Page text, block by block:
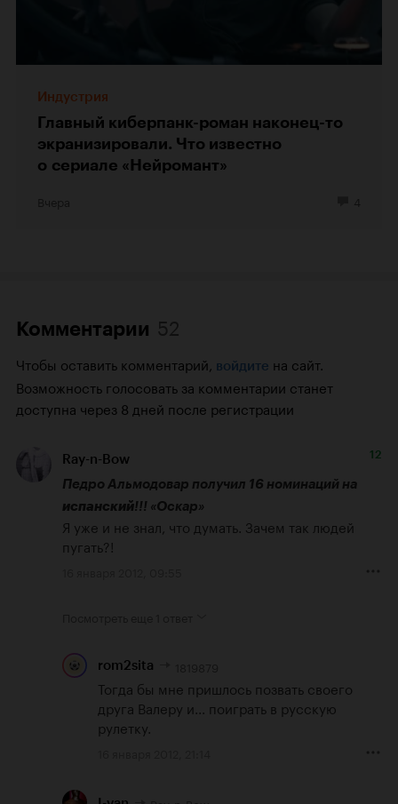
Индустрия
Главный киберпанк-роман наконец-то
экранизировали. Что известно
о сериале «Нейромант»
Комментарии
Чтобы оставить комментарий, войдите на сайт.
Возможность голосовать за комментарии станет
доступна через 8 дней после регистрации
Ray-n-Bow 12
испанский!!! «Оскар»
Я уже и не знал, что думать. Зачем так людей
пугать?!
rom2sita
Тогда бы мне пришлось позвать своего
друга Валеру и... поиграть в русскую
рулетку.